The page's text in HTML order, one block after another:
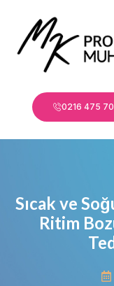
0216 475
Sıcak ve
Ritim